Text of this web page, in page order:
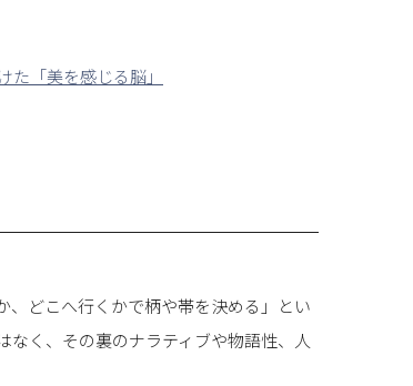
「美を感じる脳」
どこへ行くかで柄や帯を決める」とい
く、その裏のナラティブや物語性、人